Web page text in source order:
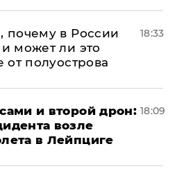
почему в России
может ли это
от полуострова
18:33
и второй дрон:
возле
в Лейпциге
18:09